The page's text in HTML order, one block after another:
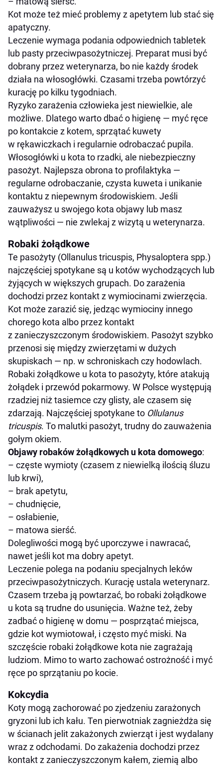
Kot może też mieć problemy z apetytem lub stać się
apatyczny.
Leczenie wymaga podania odpowiednich tabletek
lub pasty przeciwpasożytniczej. Preparat musi być
dobrany przez weterynarza, bo nie każdy środek
działa na włosogłówki. Czasami trzeba powtórzyć
kurację po kilku tygodniach.
Ryzyko zarażenia człowieka jest niewielkie, ale
możliwe. Dlatego warto dbać o higienę — myć ręce
po kontakcie z kotem, sprzątać kuwety
w rękawiczkach i regularnie odrobaczać pupila.
Włosogłówki u kota to rzadki, ale niebezpieczny
pasożyt. Najlepsza obrona to profilaktyka —
regularne odrobaczanie, czysta kuweta i unikanie
kontaktu z niepewnym środowiskiem. Jeśli
zauważysz u swojego kota objawy lub masz
wątpliwości — nie zwlekaj z wizytą u weterynarza.
Robaki żołądkowe
Te pasożyty (Ollanulus tricuspis, Physaloptera spp.)
najczęściej spotykane są u kotów wychodzących lub
żyjących w większych grupach. Do zarażenia
dochodzi przez kontakt z wymiocinami zwierzęcia.
Kot może zarazić się, jedząc wymiociny innego
chorego kota albo przez kontakt
z zanieczyszczonym środowiskiem. Pasożyt szybko
przenosi się między zwierzętami w dużych
skupiskach — np. w schroniskach czy hodowlach.
Robaki żołądkowe u kota to pasożyty, które atakują
żołądek i przewód pokarmowy. W Polsce występują
rzadziej niż tasiemce czy glisty, ale czasem się
zdarzają. Najczęściej spotykane to Ollulanus
tricuspis. To malutki pasożyt, trudny do zauważenia
gołym okiem.
Objawy robaków żołądkowych u kota domowego:
– częste wymioty (czasem z niewielką ilością śluzu
lub krwi),
– brak apetytu,
– chudnięcie,
– osłabienie,
– matowa sierść.
Dolegliwości mogą być uporczywe i nawracać,
nawet jeśli kot ma dobry apetyt.
Leczenie polega na podaniu specjalnych leków
przeciwpasożytniczych. Kurację ustala weterynarz.
Czasem trzeba ją powtarzać, bo robaki żołądkowe
u kota są trudne do usunięcia. Ważne też, żeby
zadbać o higienę w domu — posprzątać miejsca,
gdzie kot wymiotował, i często myć miski. Na
szczęście robaki żołądkowe kota nie zagrażają
ludziom. Mimo to warto zachować ostrożność i myć
ręce po sprzątaniu po kocie.
Kokcydia
Koty mogą zachorować po zjedzeniu zarażonych
gryzoni lub ich kału. Ten pierwotniak zagnieżdża się
w ścianach jelit zakażonych zwierząt i jest wydalany
wraz z odchodami. Do zakażenia dochodzi przez
kontakt z zanieczyszczonym kałem, ziemią albo